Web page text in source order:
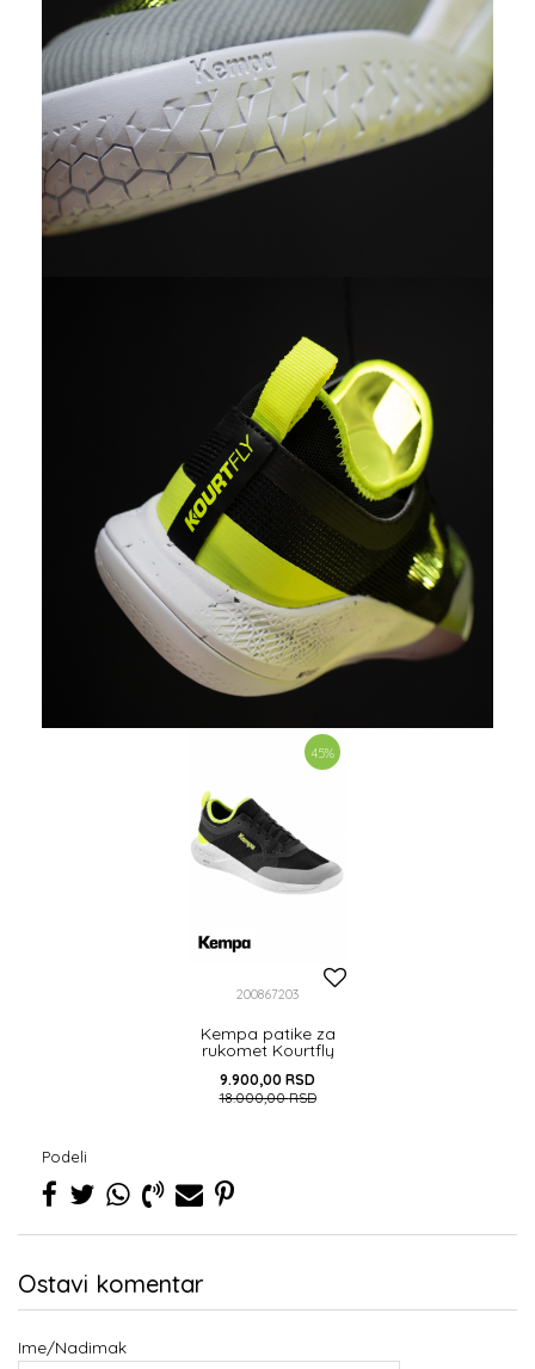
45%
200867203
Kempa patike za
rukomet Kourtfly
9.900,00 RSD
18.000,00RSD
Podeli
Ostavi komentar
Ime/Nadimak